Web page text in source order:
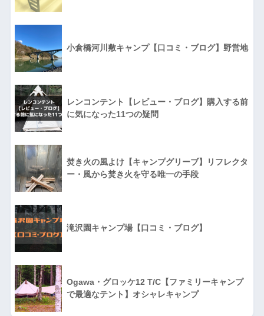
小倉橋河川敷キャンプ【口コミ・ブログ】野営地
レンコンテント【レビュー・ブログ】購入する前
に気になった11つの疑問
焚き火の風よけ【キャンプグリーブ】リフレクタ
ー・風から焚き火を守る唯一の手段
滝沢園キャンプ場【口コミ・ブログ】
Ogawa・グロッケ12 T/C【ファミリーキャンプ
で最適なテント】オシャレキャンプ